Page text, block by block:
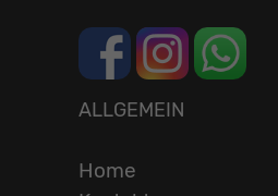
ALLGEMEIN
Home